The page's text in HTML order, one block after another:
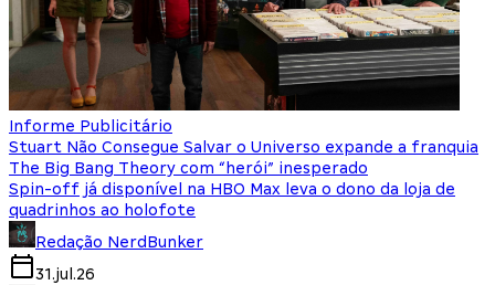
Informe Publicitário
Stuart Não Consegue Salvar o Universo expande a franquia
The Big Bang Theory com “herói” inesperado
Spin-off já disponível na HBO Max leva o dono da loja de
quadrinhos ao holofote
Redação NerdBunker
31.jul.26